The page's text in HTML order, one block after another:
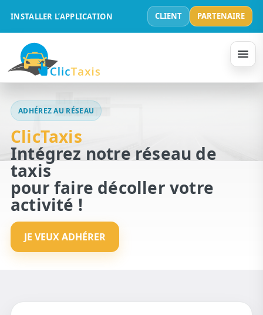
INSTALLER L’APPLICATION CLIENT PARTENAIRE
ADHÉREZ AU RÉSEAU
ClicTaxis
Intégrez notre réseau de
taxis
pour faire décoller votre
activité !
JE VEUX ADHÉRER